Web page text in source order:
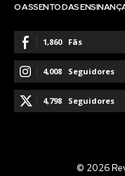
O ASSENTO DAS
1,860 Fãs
4,008 Seguidores
4,798 Seguidores
© 2026